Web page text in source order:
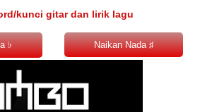
kunci gitar dan lirik lagu